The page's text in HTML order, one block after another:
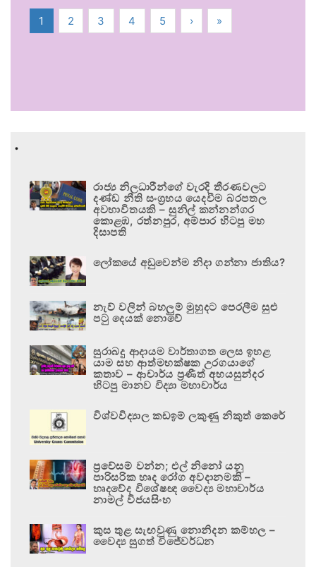
1 2 3 4 5 › »
.
රාජ්‍ය නිලධාරීන්ගේ වැරදි තීරණවලට
දණ්ඩ නීති සංග්‍රහය යෙදවීම බරපතල
අවභාවිතයකි – සුනිල් කන්නන්ගර
කොළඹ, රත්නපුර, අම්පාර හිටපු මහ
දිසාපති
ලෝකයේ අඩුවෙන්ම නිදා ගන්නා ජාතිය?
නැව් වලින් බහලුම් මුහුදට පෙරලීම සුළු
පටු දෙයක් නොවේ
සුරාබදු ආදායම වාර්තාගත ලෙස ඉහළ
යාම සහ ආත්මභක්ෂක උරගයාගේ
කතාව – ආචාර්ය ප්‍රණීත් අභයසුන්දර
හිටපු මානව විද්‍යා මහාචාර්ය
විශ්වවිද්‍යාල කඩඉම් ලකුණු නිකුත් කෙරේ
ප්‍රවේසම් වන්න; එල් නිනෝ යනු
පාරිසරික හෘද රෝග අවදානමකි –
හෘදවේද විශේෂඥ වෛද්‍ය මහාචාර්ය
නාමල් විජයසිංහ
කුස තුළ සැඟවුණු නොනිදන කම්හල –
වෛද්‍ය සුගත් විජේවර්ධන